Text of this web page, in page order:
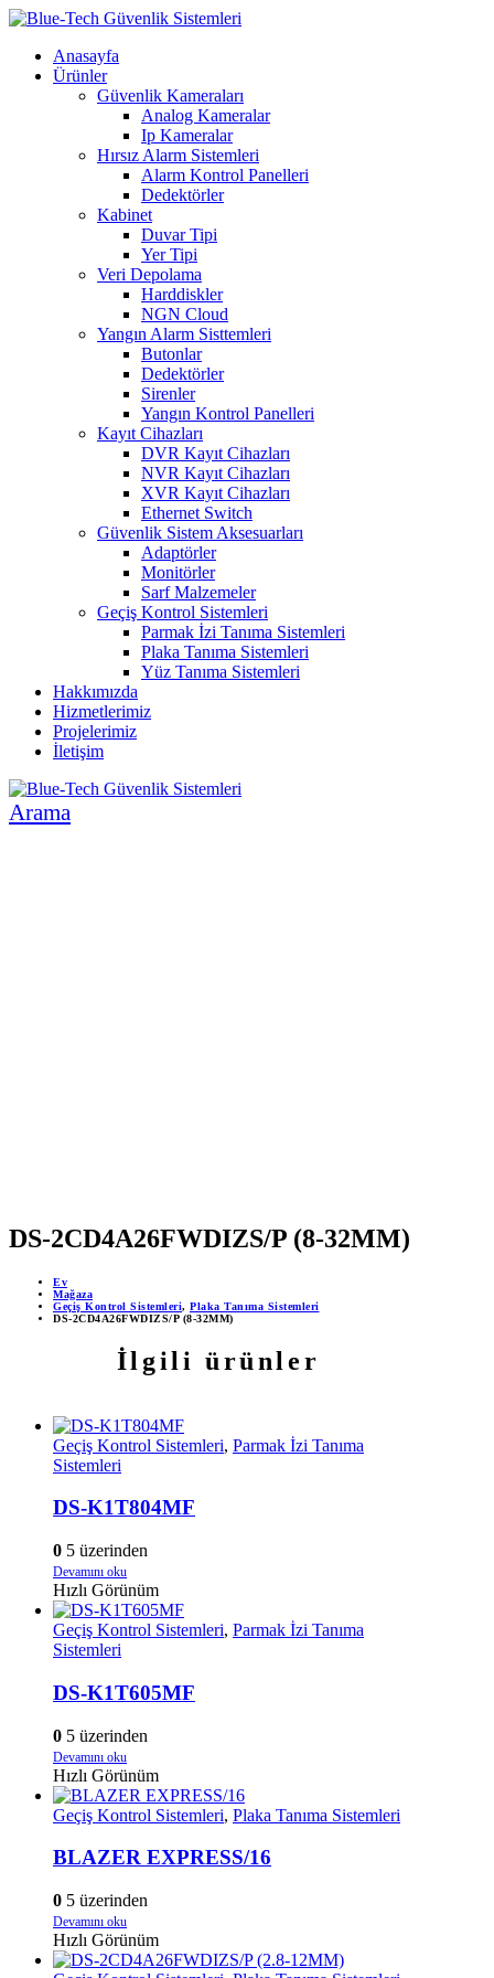
Anasayfa
Ürünler
Güvenlik Kameraları
Analog Kameralar
Ip Kameralar
Hırsız Alarm Sistemleri
Alarm Kontrol Panelleri
Dedektörler
Kabinet
Duvar Tipi
Yer Tipi
Veri Depolama
Harddiskler
NGN Cloud
Yangın Alarm Sisttemleri
Butonlar
Dedektörler
Sirenler
Yangın Kontrol Panelleri
Kayıt Cihazları
DVR Kayıt Cihazları
NVR Kayıt Cihazları
XVR Kayıt Cihazları
Ethernet Switch
Güvenlik Sistem Aksesuarları
Adaptörler
Monitörler
Sarf Malzemeler
Geçiş Kontrol Sistemleri
Parmak İzi Tanıma Sistemleri
Plaka Tanıma Sistemleri
Yüz Tanıma Sistemleri
Hakkımızda
Hizmetlerimiz
Projelerimiz
İletişim
Arama
DS-2CD4A26FWDIZS/P (8-32MM)
Ev
Mağaza
Geçiş Kontrol Sistemleri, Plaka Tanıma Sistemleri
DS-2CD4A26FWDIZS/P (8-32MM)
İlgili ürünler
Geçiş Kontrol Sistemleri, Parmak İzi Tanıma
Sistemleri
DS-K1T804MF
0 5 üzerinden
Devamını oku
Hızlı Görünüm
Geçiş Kontrol Sistemleri, Parmak İzi Tanıma
Sistemleri
DS-K1T605MF
0 5 üzerinden
Devamını oku
Hızlı Görünüm
Geçiş Kontrol Sistemleri, Plaka Tanıma Sistemleri
BLAZER EXPRESS/16
0 5 üzerinden
Devamını oku
Hızlı Görünüm